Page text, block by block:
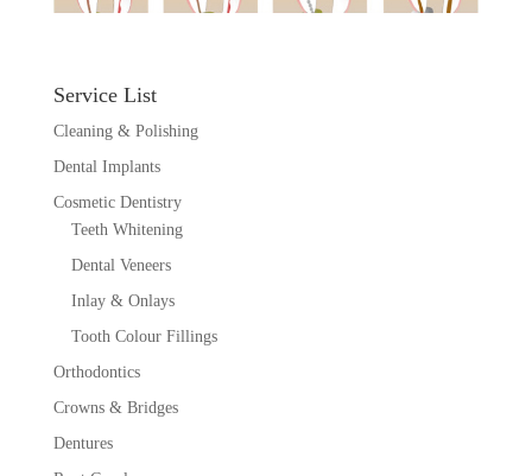
Service List
Cleaning & Polishing
Dental Implants
Cosmetic Dentistry
Teeth Whitening
Dental Veneers
Inlay & Onlays
Tooth Colour Fillings
Orthodontics
Crowns & Bridges
Dentures